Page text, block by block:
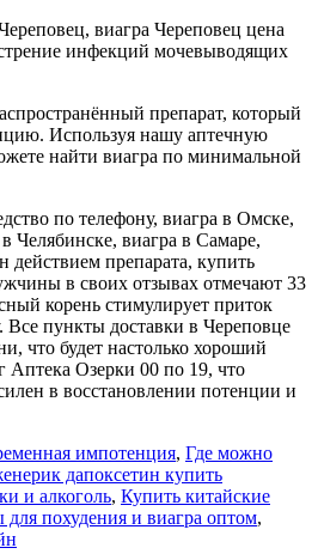
виагра Череповец цена
инфекций мочевыводящих
препарат, который
Используя нашу аптечную
найти виагра по минимальной
по телефону, виагра в Омске,
Челябинске, виагра в Самаре,
действием препарата, купить
в своих отзывах отмечают 33
корень стимулирует приток
Все пункты доставки в Череповце
что будет настолько хороший
Аптека Озерки 00 по 19, что
в восстановлении потенции и
импотенция, Где можно
дапоксетин купить
и алкоголь, Купить китайские
для похудения и виагра оптом,